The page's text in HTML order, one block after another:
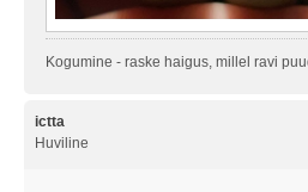
Kogumine - raske haigus, millel ravi
ictta
Huviline